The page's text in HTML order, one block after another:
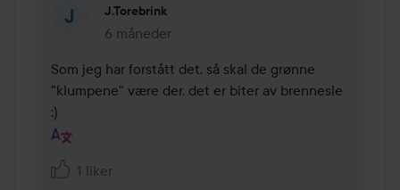
J.Torebrink
6 måneder
Kommentaren lades 6 måneder
Som jeg har forstått det, så skal de grønne
"klumpene" være der, det er biter av brennesle
:)
1 liker